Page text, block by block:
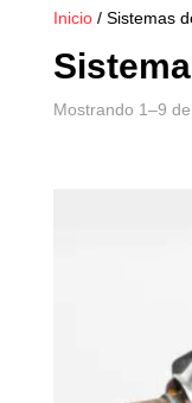
Inicio/ Sistemas
Mostrando 1–9